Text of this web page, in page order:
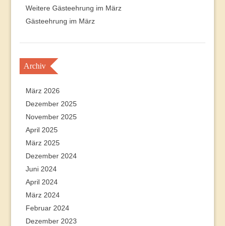
Weitere Gästeehrung im März
Gästeehrung im März
Archiv
März 2026
Dezember 2025
November 2025
April 2025
März 2025
Dezember 2024
Juni 2024
April 2024
März 2024
Februar 2024
Dezember 2023